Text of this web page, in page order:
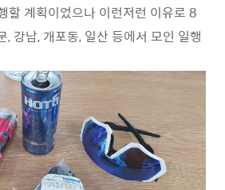
할 계획이었으나 이런저런 이유로 8
강남, 개포동, 일산 등에서 모인 일행